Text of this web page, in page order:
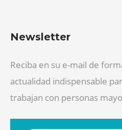
Newsletter
Reciba en su e-mail de
actualidad indispensable
trabajan con personas